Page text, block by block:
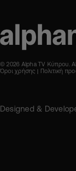
© 2026 Alpha TV Κύπρου.
Όροι χρήσης
Πολιτική
Designed &